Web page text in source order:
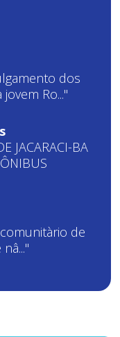
dos
Ro..."
JACARACI-BA
de